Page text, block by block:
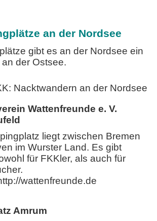
an der Nordsee
gibt es an der Nordsee ein
der Ostsee.
Wattenfreunde e. V.
liegt zwischen Bremen
im Wurster Land. Es gibt
für FKKler, als auch für
wattenfreunde.de
Amrum